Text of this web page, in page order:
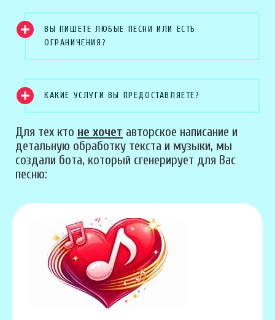
ВЫ ПИШЕТЕ ЛЮБЫЕ ПЕСНИ ИЛИ ЕСТЬ
ОГРАНИЧЕНИЯ?
КАКИЕ УСЛУГИ ВЫ ПРЕДОСТАВЛЯЕТЕ?
Для тех кто не хочет авторское написание и
детальную обработку текста и музыки, мы
создали бота, который сгенерирует для Вас
песню: